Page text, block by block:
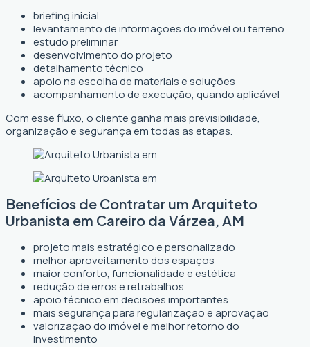
briefing inicial
levantamento de informações do imóvel ou terreno
estudo preliminar
desenvolvimento do projeto
detalhamento técnico
apoio na escolha de materiais e soluções
acompanhamento de execução, quando aplicável
Com esse fluxo, o cliente ganha mais previsibilidade,
organização e segurança em todas as etapas.
Benefícios de Contratar um Arquiteto
Urbanista em Careiro da Várzea, AM
projeto mais estratégico e personalizado
melhor aproveitamento dos espaços
maior conforto, funcionalidade e estética
redução de erros e retrabalhos
apoio técnico em decisões importantes
mais segurança para regularização e aprovação
valorização do imóvel e melhor retorno do
investimento